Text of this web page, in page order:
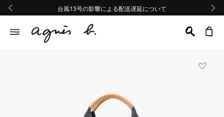
熊本地域地震の影響による配送遅延について
Summer Sale 2buy10%OFF!!
台風13号の影響による配送遅延について
熊本地域地震の影響による配送遅延について
Summer Sale 2buy10%OFF!!